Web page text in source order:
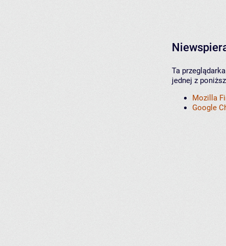
Ta
jednej z
Mozilla
Google